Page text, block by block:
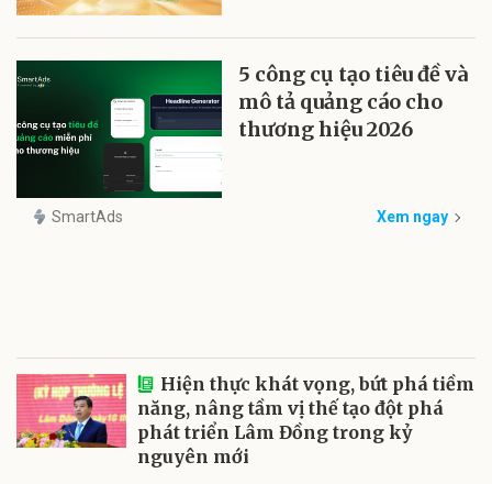
5 công cụ tạo tiêu đề và
mô tả quảng cáo cho
thương hiệu 2026
SmartAds Xem ngay
Hiện thực khát vọng, bứt phá tiềm
năng, nâng tầm vị thế tạo đột phá
phát triển Lâm Đồng trong kỷ
nguyên mới